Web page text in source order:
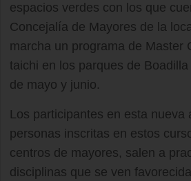
espacios verdes con los que
Concejalía de Mayores de la
marcha un programa de Master
taichi en los parques de
de mayo y junio.
Los participantes en esta nueva
personas inscritas en estos
centros de mayores, salen a
disciplinas que se ven